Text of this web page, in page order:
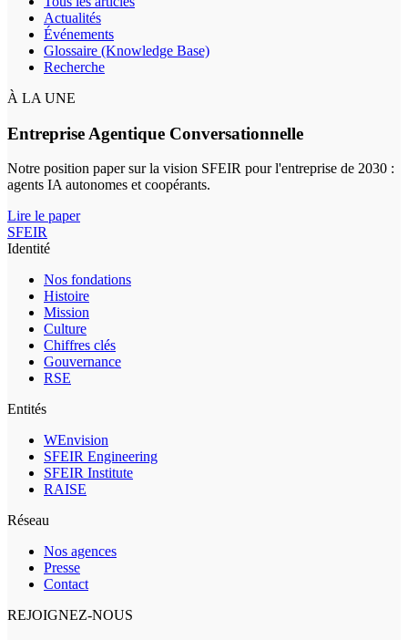
Actualités
Événements
Glossaire (Knowledge Base)
Recherche
À LA UNE
Entreprise Agentique Conversationnelle
Notre position paper sur la vision SFEIR pour l'entreprise de 2030 :
agents IA autonomes et coopérants.
Lire le paper
SFEIR
Identité
Nos fondations
Histoire
Mission
Culture
Chiffres clés
Gouvernance
RSE
Entités
WEnvision
SFEIR Engineering
SFEIR Institute
RAISE
Réseau
Nos agences
Presse
Contact
REJOIGNEZ-NOUS